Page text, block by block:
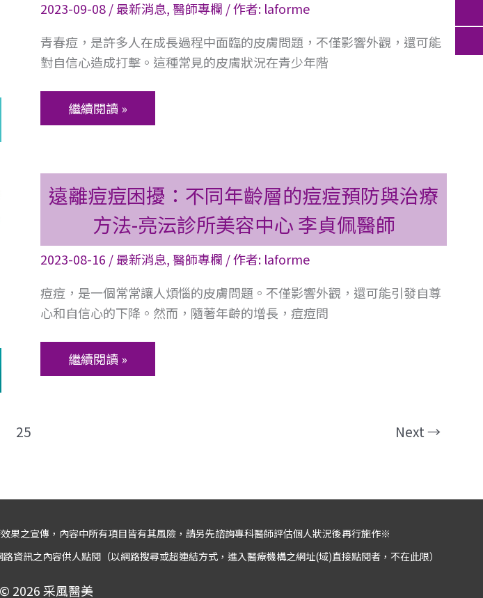
揭
廖
錫
皮
膚
容
中
廖
錫
勳
醫
2023-09-08/最新消息,醫師專欄 / 作者: laforme
青春痘，是許多人在成長過程中面臨的皮膚問題，不僅影響外觀，還可能
對自信心造成打擊。這種常見的皮膚狀況在青少年階
困
擾：
有
效
應
對
痘
的
建
與
護
策
略-
科
容
中
繼續閱讀 »
遠離痘痘困擾：不同年齡層的痘痘預防與治療
方法-亮沄診所美容中心 李貞佩醫師
2023-08-16 /最新消息,醫師專欄 / 作者: laforme
痘痘，是一個常常讓人煩惱的皮膚問題。不僅影響外觀，還可能引發自尊
心和自信心的下降。然而，隨著年齡的增長，痘痘問
遠
離
痘
困
不
同
年
齡
與
治
方
法-
繼續閱讀 »
25 Next→
之宣傳，內容中所有項目皆有其風險，請另先諮詢專科醫師評估個人狀況後再行施作※
訊之內容供人點閱（以網路搜尋或超連結方式，進入醫療機構之網址(域)直接點閱者，不在此限）
2026采風醫美